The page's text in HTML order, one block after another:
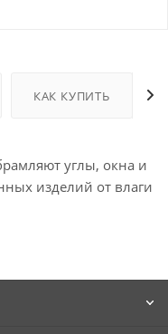
КАК КУПИТЬ
углы, окна и
изделий от влаги